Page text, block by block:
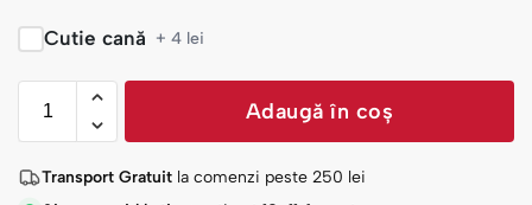
Cutie cană + 4 lei
Adaugă în coș
Transport Gratuit la comenzi peste 250 lei